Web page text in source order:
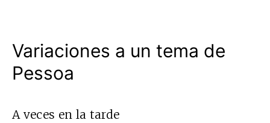
Variaciones a un tema de
Pessoa
A veces en la tarde